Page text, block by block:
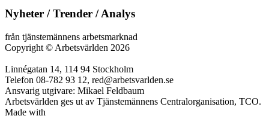
Nyheter / Trender / Analys
från tjänstemännens arbetsmarknad
Copyright © Arbetsvärlden 2026
Linnégatan 14, 114 94 Stockholm
Telefon 08-782 93 12, red@arbetsvarlden.se
Ansvarig utgivare: Mikael Feldbaum
Arbetsvärlden ges ut av Tjänstemännens Centralorganisation, TCO.
Made with